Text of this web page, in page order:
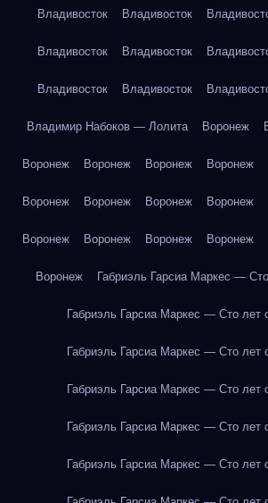
Владивосток Владивосток
Владивосток Владивосток
Владивосток Владивосток
Владимир Набоков — Лолита Воронеж
Воронеж Воронеж Воронеж Воронеж
Воронеж Воронеж Воронеж Воронеж
Воронеж Воронеж Воронеж Воронеж
Воронеж Габриэль Гарсиа Маркес —
Габриэль Гарсиа Маркес — Сто лет
Габриэль Гарсиа Маркес — Сто лет
Габриэль Гарсиа Маркес — Сто лет
Габриэль Гарсиа Маркес — Сто лет
Габриэль Гарсиа Маркес — Сто лет